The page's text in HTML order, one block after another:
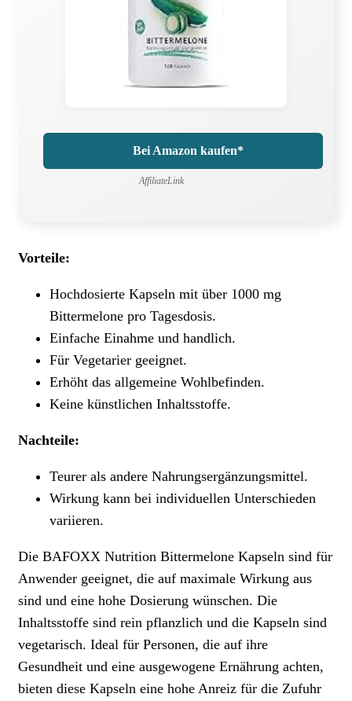
Bei Amazon kaufen*
AffiliateLink
Vorteile:
Hochdosierte Kapseln mit über 1000 mg
Bittermelone pro Tagesdosis.
Einfache Einahme und handlich.
Für Vegetarier geeignet.
Erhöht das allgemeine Wohlbefinden.
Keine künstlichen Inhaltsstoffe.
Nachteile:
Teurer als andere Nahrungsergänzungsmittel.
Wirkung kann bei individuellen Unterschieden
variieren.
Die BAFOXX Nutrition Bittermelone Kapseln sind für
Anwender geeignet, die auf maximale Wirkung aus
sind und eine hohe Dosierung wünschen. Die
Inhaltsstoffe sind rein pflanzlich und die Kapseln sind
vegetarisch. Ideal für Personen, die auf ihre
Gesundheit und eine ausgewogene Ernährung achten,
bieten diese Kapseln eine hohe Anreiz für die Zufuhr